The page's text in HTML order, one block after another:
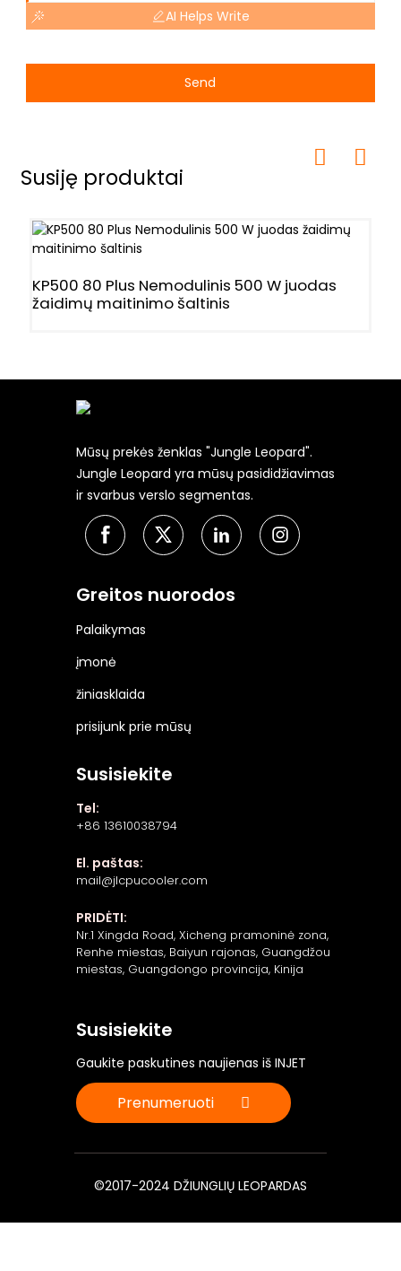
AI Helps Write
Send
Susiję produktai
KP500 80 Plus Nemodulinis 500 W juodas
žaidimų maitinimo šaltinis
Mūsų prekės ženklas "Jungle Leopard".
Jungle Leopard yra mūsų pasididžiavimas
ir svarbus verslo segmentas.
Greitos nuorodos
Palaikymas
įmonė
žiniasklaida
prisijunk prie mūsų
Susisiekite
Tel:
+86 13610038794
El. paštas:
mail@jlcpucooler.com
PRIDĖTI:
Nr.1 Xingda Road, Xicheng pramoninė zona,
Renhe miestas, Baiyun rajonas, Guangdžou
miestas, Guangdongo provincija, Kinija
Susisiekite
Gaukite paskutines naujienas iš INJET
Prenumeruoti
©2017-2024 DŽIUNGLIŲ LEOPARDAS